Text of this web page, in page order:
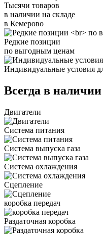
Тысячи товаров
в наличии на складе
в Кемерово
Редкие позиции
по выгодным ценам
Индивидуальные условия
Всегда в
Двигатели
Система питания
Система выпуска газа
Система охлаждения
Сцепление
коробка передач
Раздаточная коробка